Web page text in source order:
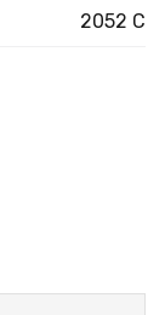
2052 C